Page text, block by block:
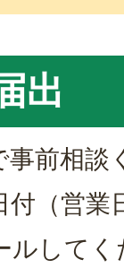
出
事前相
付（営
ルしてく